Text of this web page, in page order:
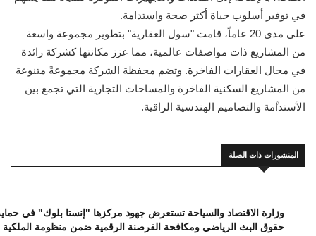
في توفير أسلوب حياة أكثر صحة واستدامة.
على مدى 20 عاماً، قامت "سول العقارية" بتطوير مجموعة واسعة
من المشاريع ذات مواصفات عالمية، مما عزز مكانتها كشركة رائدة
في مجال العقارات الفاخرة. وتضم محفظة الشركة مجموعةً متنوعة
من المشاريع السكنية الفاخرة والمساحات التجارية التي تجمع بين
الاستدامة والتصاميم الهندسية الراقية.
المنشورات ذات الصلة
وزارة الاقتصاد والسياحة تستعرض جهود مركزها "إنستا بلوك" في
حقوق البث الرياضي ومكافحة القرصنة الرقمية ضمن منظومة الملكية